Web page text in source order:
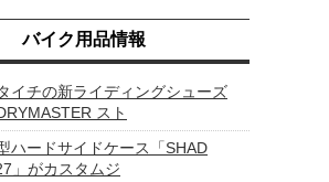
バイク用品情報
イチの新ライディングシューズ
スト
ハードサイドケース「SHAD
」がカスタムジ